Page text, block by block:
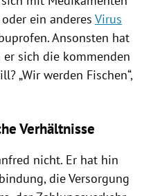
ein anderes Virus
Ansonsten hat
sich die kommenden
„Wir werden Fischen“,
Verhältnisse
nicht. Er hat hin
die Versorgung